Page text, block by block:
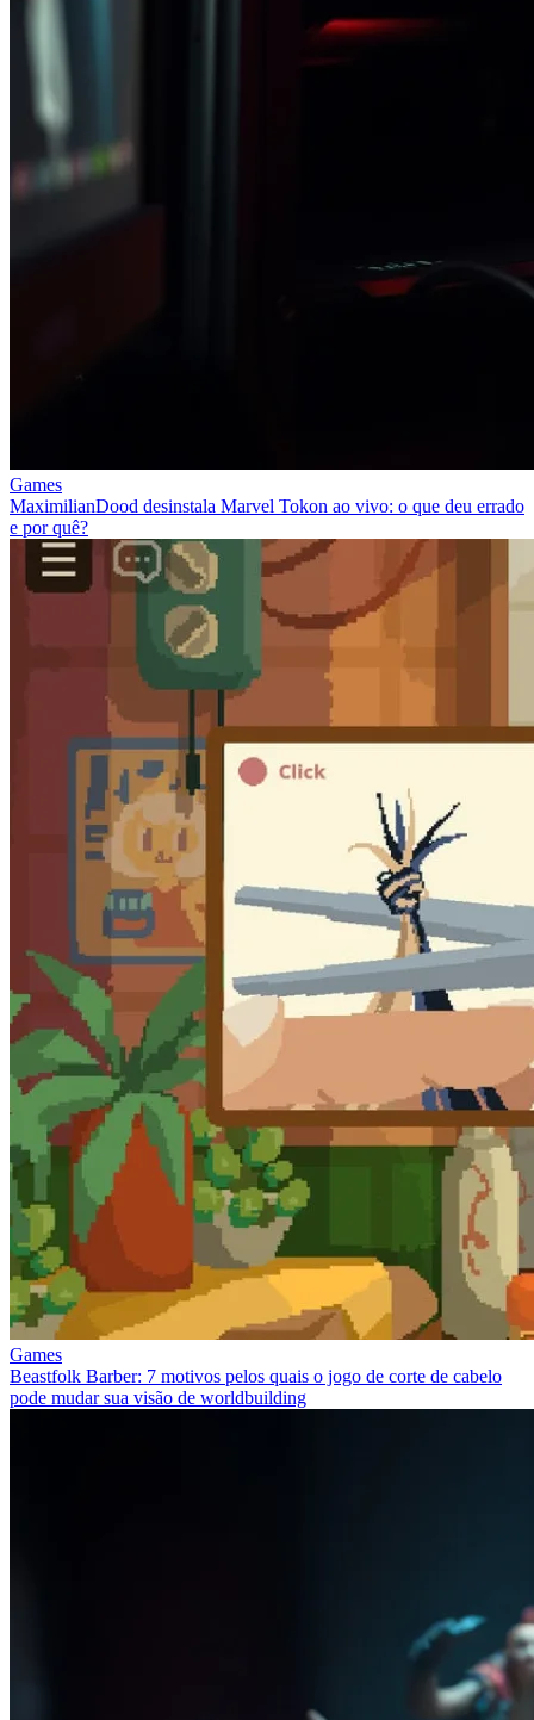
Games
MaximilianDood desinstala Marvel Tokon ao vivo: o que deu errado
e por quê?
Games
Beastfolk Barber: 7 motivos pelos quais o jogo de corte de cabelo
pode mudar sua visão de worldbuilding